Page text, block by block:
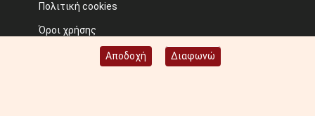
Πολιτική cookies
Όροι χρήσης
Προηγούμενος ιστότοπος
Αποδοχή Διαφωνώ